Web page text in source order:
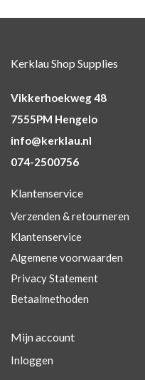
Kerklau Shop Supplies
Vikkerhoekweg 48
7555PM Hengelo
info@kerklau.nl
074-2500756
Klantenservice
Verzenden & retourneren
Klantenservice
Algemene voorwaarden
Privacy Statement
Betaalmethoden
Mijn account
Inloggen